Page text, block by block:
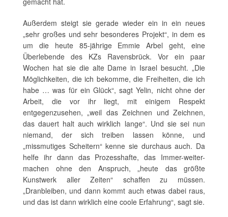
Außerdem steigt sie gerade wieder ein in ein neues
„sehr großes und sehr besonderes Projekt“, in dem es
um die heute 85-jährige Emmie Arbel geht, eine
Überlebende des KZs Ravensbrück. Vor ein paar
Wochen hat sie die alte Dame in Israel besucht. „Die
Möglichkeiten, die ich bekomme, die Freiheiten, die ich
habe … was für ein Glück“, sagt Yelin, nicht ohne der
Arbeit, die vor ihr liegt, mit einigem Respekt
entgegenzusehen, „weil das Zeichnen und Zeichnen,
das dauert halt auch wirklich lange“. Und sie sei nun
niemand, der sich treiben lassen könne, und
„missmutiges Scheitern“ kenne sie durchaus auch. Da
helfe ihr dann das Prozesshafte, das Immer-weiter-
machen ohne den Anspruch, „heute das größte
Kunstwerk aller Zeiten“ schaffen zu müssen.
„Dranbleiben, und dann kommt auch etwas dabei raus,
und das ist dann wirklich eine coole Erfahrung“, sagt sie.